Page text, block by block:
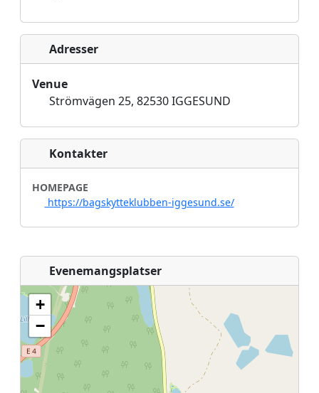
Adresser
Venue
Strömvägen 25, 82530 IGGESUND
Kontakter
HOMEPAGE
https://bagskytteklubben-iggesund.se/
Evenemangsplatser
+
−